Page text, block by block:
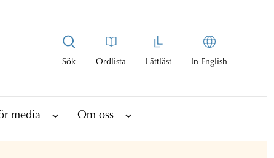
Sök Ordlista Lättläst In English
media Om oss